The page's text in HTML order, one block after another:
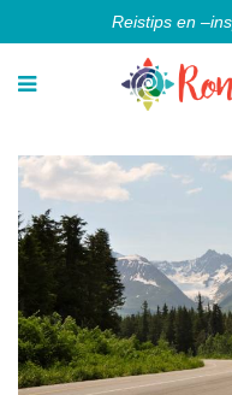
Reistips en